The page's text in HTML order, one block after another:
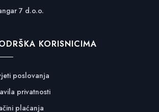
7 d.o.o.
KORISNICIMA
poslovanja
privatnosti
plaćanja